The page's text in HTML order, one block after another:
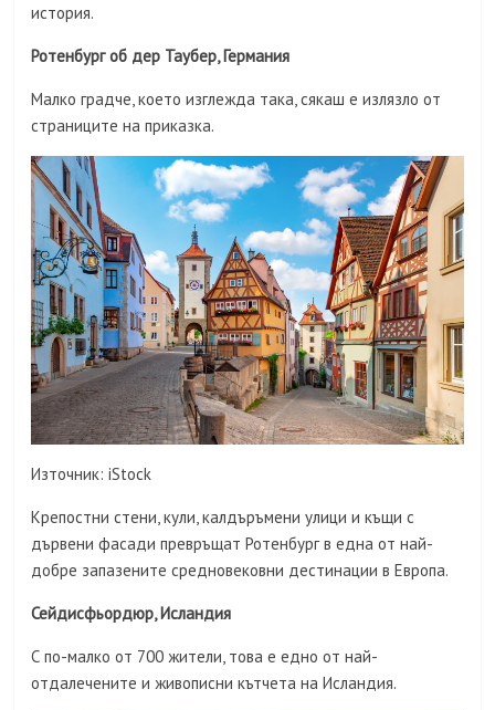
история.
Ротенбург об дер Таубер, Германия
Малко градче, което изглежда така, сякаш е излязло от
страниците на приказка.
Източник: iStock
Крепостни стени, кули, калдъръмени улици и къщи с
дървени фасади превръщат Ротенбург в една от най-
добре запазените средновековни дестинации в Европа.
Сейдисфьордюр, Исландия
С по-малко от 700 жители, това е едно от най-
отдалечените и живописни кътчета на Исландия.